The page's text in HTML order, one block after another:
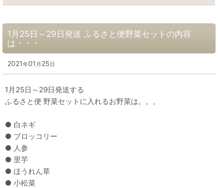
1月25日～29日発送 ふるさと便野菜セットの内容
は・・・
2021年01 月 25日
1月25日～29日発送する
ふるさと便 野菜セットに入れるお野菜は。。。
● 白ネギ
● ブロッコリー
● 人参
● 里芋
● ほうれん草
● 小松菜